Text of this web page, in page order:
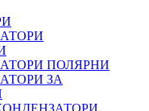
ПОЛЯРНИ
ЗА